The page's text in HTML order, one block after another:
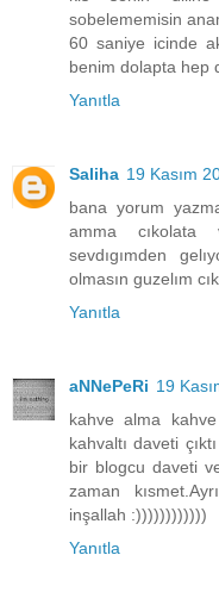
sobelememisin
60 saniye icinde
benim dolapta hep
Yanıtla
Saliha 19 Kasım
bana yorum
amma cıkolata
sevdıgımden
olmasın guzelım
Yanıtla
aNNePeRi 19
kahve alma
kahvaltı daveti
bir blogcu daveti
zaman
inşallah :))))))))))))
Yanıtla